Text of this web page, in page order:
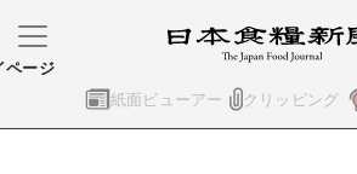
紙面ビューアー クリッピング
ページ